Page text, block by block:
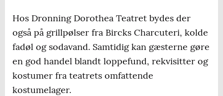
Hos Dronning Dorothea Teatret bydes der
også på grillpølser fra Bircks Charcuteri, kolde
fadøl og sodavand. Samtidig kan gæsterne gøre
en god handel blandt loppefund, rekvisitter og
kostumer fra teatrets omfattende
kostumelager.